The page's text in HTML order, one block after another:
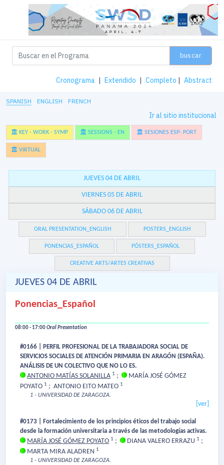
buscar
Cronograma | Extendido | Completo | Abstract
SPANISH ENGLISH FRENCH
Ir al sitio institucional
KEY - WORK - SYMP SESSIONS - EN SESIONES ESP- PORT
VIRTUAL
JUEVES 04 DE ABRIL
VIERNES 05 DE ABRIL
SÁBADO 06 DE ABRIL
ORAL PRESENTATION_ENGLISH POSTERS_ENGLISH
PONENCIAS_ESPAÑOL PÓSTERS_ESPAÑOL
CREATIVE ARTS/ARTES CREATIVAS
JUEVES 04 DE ABRIL
Ponencias_Español
08:00 - 17:00Oral Presentation
#0166 | PERFIL PROFESIONAL DE LA TRABAJADORA SOCIAL DE
SERVICIOS SOCIALES DE ATENCIÓN PRIMARIA EN ARAGÓN (ESPAÑA).
ANÁLISIS DE UN COLECTIVO QUE NO LO ES.
ANTONIO MATÍAS SOLANILLA 1 ;
MARÍA JOSÉ GÓMEZ
POYATO 1 ; ANTONIO EITO MATEO 1
1 - UNIVERSIDAD DE ZARAGOZA.
[ver]
#0173 | Fortalecimiento de los principios éticos del trabajo social
desde la formación universitaria a través de las metodologías activas.
MARÍA JOSÉ GÓMEZ POYATO 1 ; DIANA VALERO ERRAZU 1 ;
MARTA MIRA ALADREN 1
1 - UNIVERSIDAD DE ZARAGOZA.